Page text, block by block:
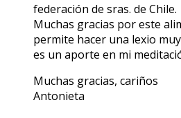
federación de sras. de Chile.
Muchas gracias por este
permite hacer una lexio
es un aporte en mi
Muchas gracias, cariños
Antonieta